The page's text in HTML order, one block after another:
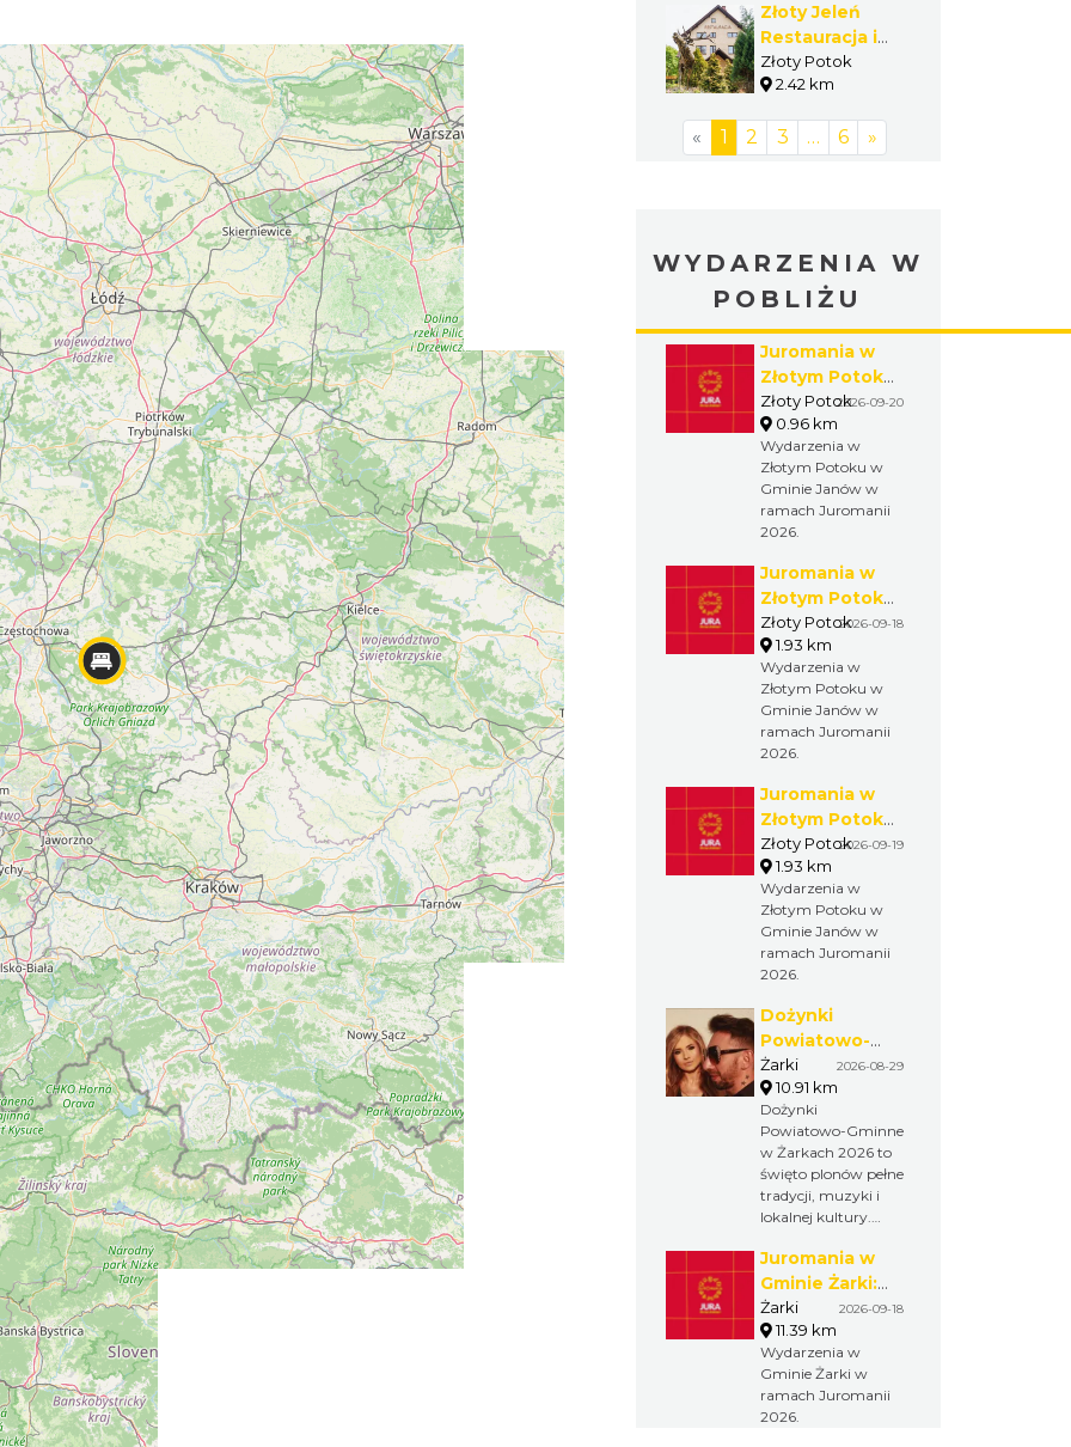
Złoty Jeleń
Restauracja i
Dom Gościnny
Złoty Potok
2.42 km
« 1 2 3 … 6 »
WYDARZENIA W
POBLIŻU
Juromania w
Złotym Potoku:
20.09.2026
(niedziela)
Złoty Potok2026-09-20
0.96 km
Wydarzenia w
Złotym Potoku w
Gminie Janów w
ramach Juromanii
2026.
Juromania w
Złotym Potoku:
18.09.2026
(piątek)
Złoty Potok2026-09-18
1.93 km
Wydarzenia w
Złotym Potoku w
Gminie Janów w
ramach Juromanii
2026.
Juromania w
Złotym Potoku:
19.09.2026
(sobota)
Złoty Potok2026-09-19
1.93 km
Wydarzenia w
Złotym Potoku w
Gminie Janów w
ramach Juromanii
2026.
Dożynki
Powiatowo-
Gminne w
Żarkach 2026
Żarki 2026-08-29
10.91 km
Dożynki
Powiatowo-Gminne
w Żarkach 2026 to
święto plonów pełne
tradycji, muzyki i
lokalnej kultury.
dożynkowe, wieńce,
występy
artystyczne, kabaret
oraz koncerty B-
QLL i ŁZY Adam
Konkol tworzą
wyjątkowe
wydarzenie w sercu
Juromania w
Gminie Żarki:
18.09.2026
(piątek)
Żarki 2026-09-18
11.39 km
Wydarzenia w
Gminie Żarki w
ramach Juromanii
2026.